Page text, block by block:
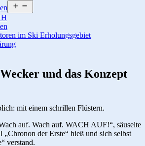
öffnen
im Ski Erholungsgebiet
und das Konzept
mit einem schrillen Flüstern.
auf. Wach auf. WACH AUF!“, säuselte
der Erste“ hieß und sich selbst
verstand.